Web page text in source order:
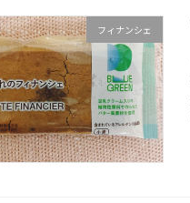
フィナンシェ